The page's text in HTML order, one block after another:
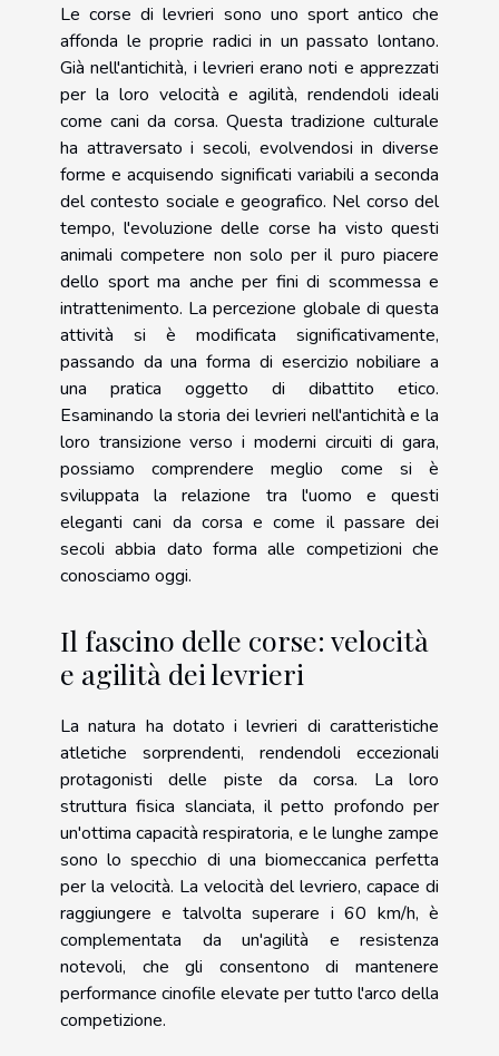
Le corse di levrieri sono uno sport antico che
affonda le proprie radici in un passato lontano.
Già nell'antichità, i levrieri erano noti e apprezzati
per la loro velocità e agilità, rendendoli ideali
come cani da corsa. Questa tradizione culturale
ha attraversato i secoli, evolvendosi in diverse
forme e acquisendo significati variabili a seconda
del contesto sociale e geografico. Nel corso del
tempo, l'evoluzione delle corse ha visto questi
animali competere non solo per il puro piacere
dello sport ma anche per fini di scommessa e
intrattenimento. La percezione globale di questa
attività si è modificata significativamente,
passando da una forma di esercizio nobiliare a
una pratica oggetto di dibattito etico.
Esaminando la storia dei levrieri nell'antichità e la
loro transizione verso i moderni circuiti di gara,
possiamo comprendere meglio come si è
sviluppata la relazione tra l'uomo e questi
eleganti cani da corsa e come il passare dei
secoli abbia dato forma alle competizioni che
conosciamo oggi.
Il fascino delle corse: velocità
e agilità dei levrieri
La natura ha dotato i levrieri di caratteristiche
atletiche sorprendenti, rendendoli eccezionali
protagonisti delle piste da corsa. La loro
struttura fisica slanciata, il petto profondo per
un'ottima capacità respiratoria, e le lunghe zampe
sono lo specchio di una biomeccanica perfetta
per la velocità. La velocità del levriero, capace di
raggiungere e talvolta superare i 60 km/h, è
complementata da un'agilità e resistenza
notevoli, che gli consentono di mantenere
performance cinofile elevate per tutto l'arco della
competizione.